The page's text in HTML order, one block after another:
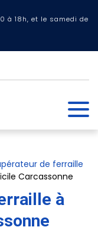
à 18h, et le samedi de
de ferraille
Carcassonne
à